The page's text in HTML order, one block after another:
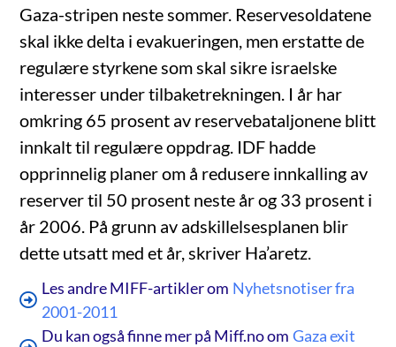
Gaza-stripen neste sommer. Reservesoldatene
skal ikke delta i evakueringen, men erstatte de
regulære styrkene som skal sikre israelske
interesser under tilbaketrekningen. I år har
omkring 65 prosent av reservebataljonene blitt
innkalt til regulære oppdrag. IDF hadde
opprinnelig planer om å redusere innkalling av
reserver til 50 prosent neste år og 33 prosent i
år 2006. På grunn av adskillelsesplanen blir
dette utsatt med et år, skriver Ha’aretz.
Les andre MIFF-artikler om Nyhetsnotiser fra
2001-2011
Du kan også finne mer på Miff.no om Gaza exit